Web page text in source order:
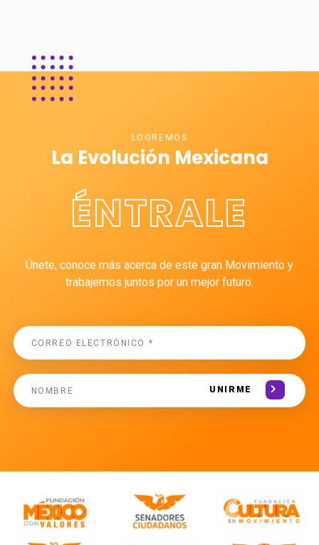
LOGREMOS
La Evolución Mexicana
ÉNTRALE
Únete, conoce más acerca de este gran Movimiento y
trabajemos juntos por un mejor futuro.
UNIRME